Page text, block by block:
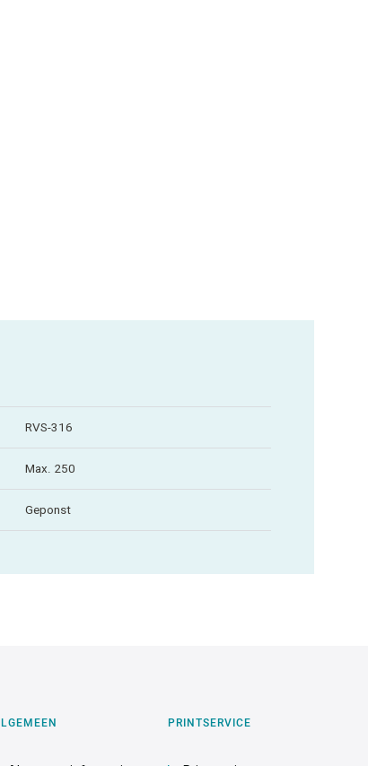
RVS-316
Max. 250
Geponst
PRINTSERVICE